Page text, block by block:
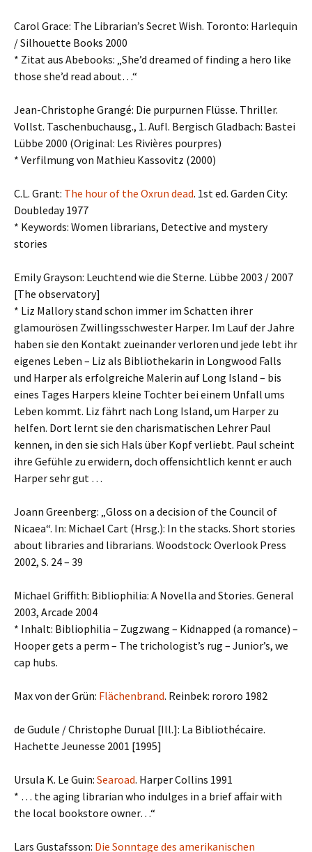
Carol Grace: The Librarian’s Secret Wish. Toronto: Harlequin
/ Silhouette Books 2000
* Zitat aus Abebooks: „She’d dreamed of finding a hero like
those she’d read about…“
Jean-Christophe Grangé: Die purpurnen Flüsse. Thriller.
Vollst. Taschenbuchausg., 1. Aufl. Bergisch Gladbach: Bastei
Lübbe 2000 (Original: Les Rivières pourpres)
* Verfilmung von Mathieu Kassovitz (2000)
C.L. Grant: The hour of the Oxrun dead. 1st ed. Garden City:
Doubleday 1977
* Keywords: Women librarians, Detective and mystery
stories
Emily Grayson: Leuchtend wie die Sterne. Lübbe 2003 / 2007
[The observatory]
* Liz Mallory stand schon immer im Schatten ihrer
glamourösen Zwillingsschwester Harper. Im Lauf der Jahre
haben sie den Kontakt zueinander verloren und jede lebt ihr
eigenes Leben – Liz als Bibliothekarin in Longwood Falls
und Harper als erfolgreiche Malerin auf Long Island – bis
eines Tages Harpers kleine Tochter bei einem Unfall ums
Leben kommt. Liz fährt nach Long Island, um Harper zu
helfen. Dort lernt sie den charismatischen Lehrer Paul
kennen, in den sie sich Hals über Kopf verliebt. Paul scheint
ihre Gefühle zu erwidern, doch offensichtlich kennt er auch
Harper sehr gut …
Joann Greenberg: „Gloss on a decision of the Council of
Nicaea“. In: Michael Cart (Hrsg.): In the stacks. Short stories
about libraries and librarians. Woodstock: Overlook Press
2002, S. 24 – 39
Michael Griffith: Bibliophilia: A Novella and Stories. General
2003, Arcade 2004
* Inhalt: Bibliophilia – Zugzwang – Kidnapped (a romance) –
Hooper gets a perm – The trichologist’s rug – Junior’s, we
cap hubs.
Max von der Grün: Flächenbrand. Reinbek: rororo 1982
de Gudule / Christophe Durual [Ill.]: La Bibliothécaire.
Hachette Jeunesse 2001 [1995]
Ursula K. Le Guin: Searoad. Harper Collins 1991
* … the aging librarian who indulges in a brief affair with
the local bookstore owner…“
Lars Gustafsson: Die Sonntage des amerikanischen